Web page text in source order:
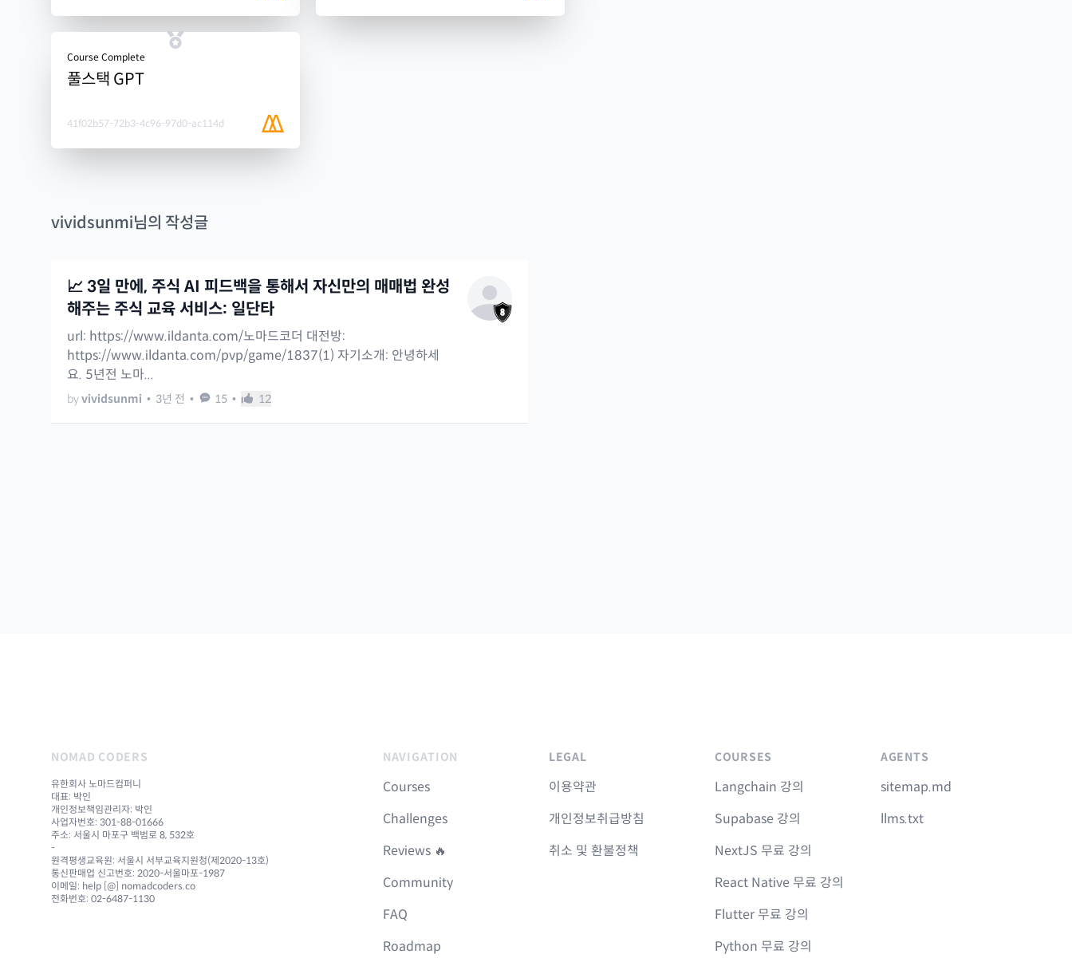
Course Complete
풀스택 GPT
41f02b57-72b3-4c96-97d0-ac114d
vividsunmi님의 작성글
📈 3일 만에, 주식 AI 피드백을 통해서 자신만의 매매법 완성
해주는 주식 교육 서비스: 일단타
url: https://www.ildanta.com/노마드코더 대전방:
https://www.ildanta.com/pvp/game/1837(1) 자기소개: 안녕하세
요. 5년전 노마...
byvividsunmi • 3년 전 • 15 • 12
NOMAD CODERS
유한회사 노마드컴퍼니
대표: 박인
개인정보책임관리자: 박인
사업자번호: 301-88-01666
주소: 서울시 마포구 백범로 8, 532호
-
원격평생교육원: 서울시 서부교육지원청(제2020-13호)
통신판매업 신고번호: 2020-서울마포-1987
이메일: help [@] nomadcoders.co
전화번호: 02-6487-1130
NAVIGATION
Courses
Challenges
Reviews 🔥
Community
FAQ
Roadmap
LEGAL
이용약관
개인정보취급방침
취소 및 환불정책
COURSES
Langchain 강의
Supabase 강의
NextJS 무료 강의
React Native 무료 강의
Flutter 무료 강의
Python 무료 강의
AGENTS
sitemap.md
llms.txt